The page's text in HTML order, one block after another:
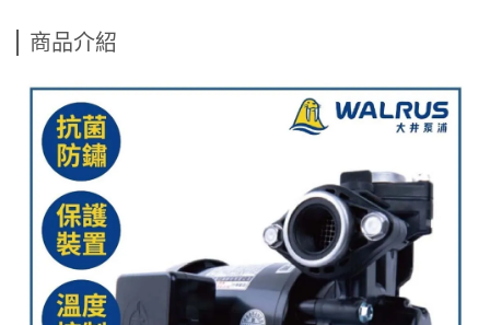
商品介紹